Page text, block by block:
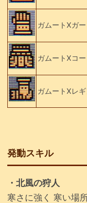
ガムートXガー
ガムートXコー
ガムートXレ
発動スキル
・北風の狩人
寒さに強く 寒い場